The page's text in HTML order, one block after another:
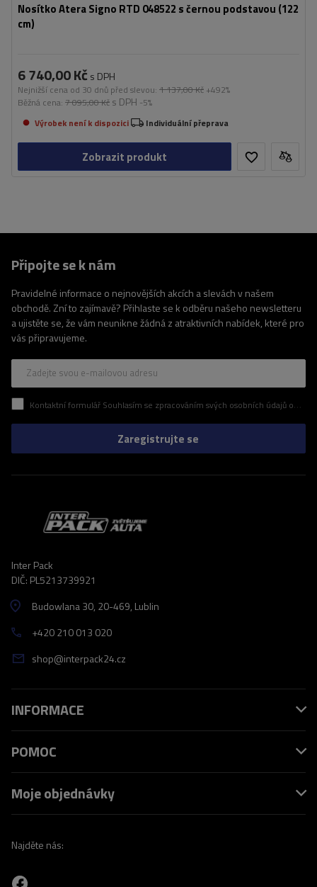
Nosítko Atera Signo RTD 048522 s černou podstavou (122
cm)
6 740,00 Kč s DPH
Nejnižší cena od 30 dnů před slevou: 1 137,00 Kč +492%
Běžná cena: 7 095,00 Kč s DPH -5%
Výrobek není k dispozici
Individuální přeprava
Zobrazit produkt
Připojte se k nám
Pravidelné informace o nejnovějších akcích a slevách v našem
obchodě. Zní to zajímavě? Přihlaste se k odběru našeho newsletteru
a ujistěte se, že vám neunikne žádná z atraktivních nabídek, které pro
vás připravujeme.
Zadejte svou e-mailovou adresu
Kontaktní formulář Souhlasím se zpracováním svých osobních údajů obsažených v kontaktním formuláři v souladu s nařízením Evropského parlamentu a Rady (EU)
Zaregistrujte se
Inter Pack
DIČ: PL5213739921
Budowlana 30, 20-469, Lublin
+420 210 013 020
shop@interpack24.cz
INFORMACE
POMOC
Moje objednávky
Najděte nás: